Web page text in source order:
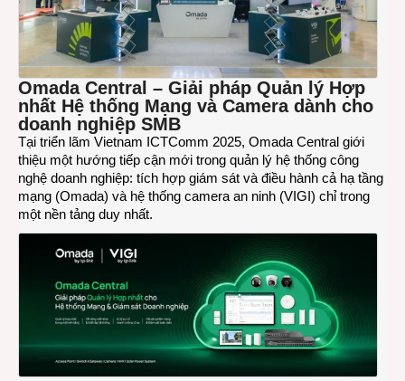
Omada Central – Giải pháp Quản lý Hợp
nhất Hệ thống Mạng và Camera dành cho
doanh nghiệp SMB
Tại triển lãm Vietnam ICTComm 2025, Omada Central giới
thiệu một hướng tiếp cận mới trong quản lý hệ thống công
nghệ doanh nghiệp: tích hợp giám sát và điều hành cả hạ tầng
mạng (Omada) và hệ thống camera an ninh (VIGI) chỉ trong
một nền tảng duy nhất.